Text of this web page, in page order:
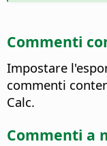
Commenti
Impostare
commenti
Calc.
Commenti a